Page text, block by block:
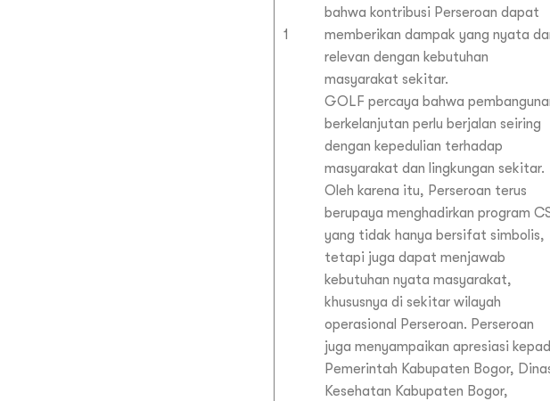
1
bahwa kontribusi Perseroan dapat
memberikan dampak yang nyata
relevan dengan kebutuhan
masyarakat sekitar.
GOLF percaya bahwa
berkelanjutan perlu berjalan seiring
dengan kepedulian terhadap
masyarakat dan lingkungan sekitar.
Oleh karena itu, Perseroan terus
berupaya menghadirkan program
yang tidak hanya bersifat simbolis,
tetapi juga dapat menjawab
kebutuhan nyata masyarakat,
khususnya di sekitar wilayah
operasional Perseroan. Perseroan
juga menyampaikan apresiasi
Pemerintah Kabupaten Bogor,
Kesehatan Kabupaten Bogor,